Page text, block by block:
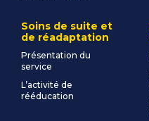
Soins de suite et
de réadaptation
Présentation du
service
L’activité de
rééducation